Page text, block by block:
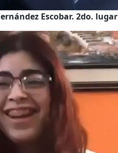
Escobar. 2do. lugar